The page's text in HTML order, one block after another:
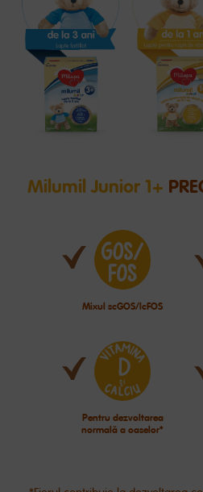
Milumil Junior 1+
Mixul scGOS/lcFOS
Pentru dezvoltarea
normală a oaselor*